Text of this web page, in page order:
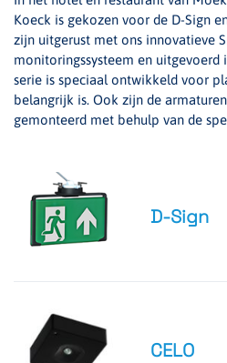
Koeck is gekozen voor de D-Sign
zijn uitgerust met ons innovatieve
monitoringssysteem en uitgevoerd
serie is speciaal ontwikkeld voor
belangrijk is. Ook zijn de
gemonteerd met behulp van de
D-Sign
CELO